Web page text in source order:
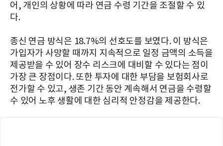
어, 개인의 상황에 따라 연금 수령 기간을 조절할 수 있
다.
종신 연금 방식은 18.7%의 선호도를 보였다. 이 방식은
가입자가 사망할 때까지 지속적으로 일정 금액의 소득을
제공받을 수 있어 장수 리스크에 대비할 수 있다는 점이
가장 큰 장점이다. 또한 투자에 대한 부담을 보험회사로
전가할 수 있고, 생존 기간 동안 계속해서 연금을 수령할
수 있어 노후 생활에 대한 심리적 안정감을 제공한다.